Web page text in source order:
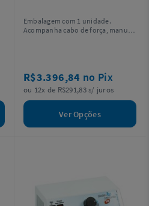
Embalagem com 1 unidade.
Acompanha cabo de força, manual,
R$3.396,84 no Pix
ou 12x de R$291,83 s/ juros
Ver Opções